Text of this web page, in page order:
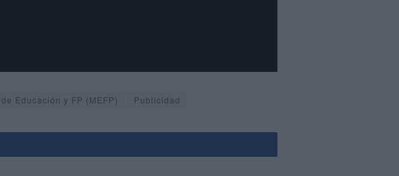
Educación y FP (MEFP) Publicidad